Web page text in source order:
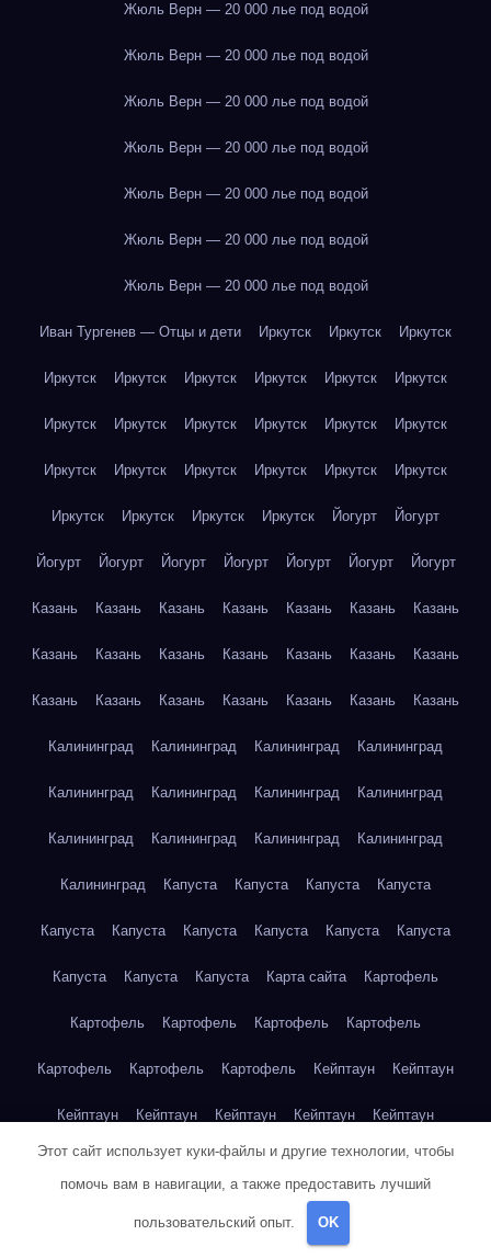
Жюль Верн — 20 000 лье под водой
Жюль Верн — 20 000 лье под водой
Жюль Верн — 20 000 лье под водой
Жюль Верн — 20 000 лье под водой
Жюль Верн — 20 000 лье под водой
Жюль Верн — 20 000 лье под водой
Жюль Верн — 20 000 лье под водой
Иван Тургенев — Отцы и дети Иркутск Иркутск Иркутск
Иркутск Иркутск Иркутск Иркутск Иркутск Иркутск
Иркутск Иркутск Иркутск Иркутск Иркутск Иркутск
Иркутск Иркутск Иркутск Иркутск Иркутск Иркутск
Иркутск Иркутск Иркутск Иркутск Йогурт Йогурт
Йогурт Йогурт Йогурт Йогурт Йогурт Йогурт Йогурт
Казань Казань Казань Казань Казань Казань Казань
Казань Казань Казань Казань Казань Казань Казань
Казань Казань Казань Казань Казань Казань Казань
Калининград Калининград Калининград Калининград
Калининград Калининград Калининград Калининград
Калининград Калининград Калининград Калининград
Калининград Капуста Капуста Капуста Капуста
Капуста Капуста Капуста Капуста Капуста Капуста
Капуста Капуста Капуста Карта сайта Картофель
Картофель Картофель Картофель Картофель
Картофель Картофель Картофель Кейптаун Кейптаун
Кейптаун Кейптаун Кейптаун Кейптаун Кейптаун
Кейптаун Кейптаун Кейптаун Кейптаун Кейптаун
Кейптаун
Этот сайт использует куки-файлы и другие технологии, чтобы
помочь вам в навигации, а также предоставить лучший
пользовательский опыт. OK